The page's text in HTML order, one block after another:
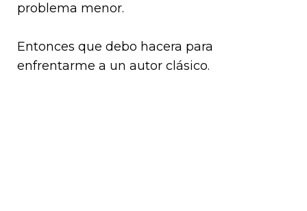
problema menor.
Entonces que debo hacera para
enfrentarme a un autor clásico.